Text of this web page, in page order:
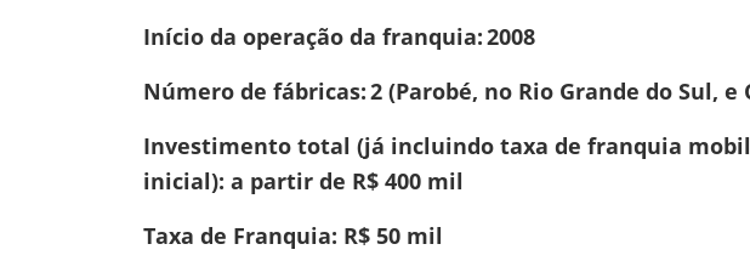
Início da operação da franquia: 2008
Número de fábricas: 2 (Parobé, no Rio Grande do Sul, e
Investimento total (já incluindo taxa de franquia
inicial): a partir de R$ 400 mil
Taxa de Franquia: R$ 50 mil